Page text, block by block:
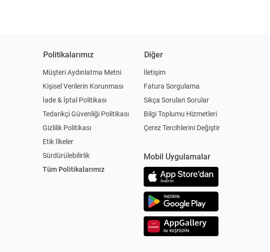
Politikalarımız
Müşteri Aydınlatma Metni
Kişisel Verilerin Korunması
İade & İptal Politikası
Tedarikçi Güvenliği Politikası
Gizlilik Politikası
Etik İlkeler
Sürdürülebilirlik
Tüm Politikalarımız
Diğer
İletişim
Fatura Sorgulama
Sıkça Sorulan Sorular
Bilgi Toplumu Hizmetleri
Çerez Tercihlerini Değiştir
Mobil Uygulamalar